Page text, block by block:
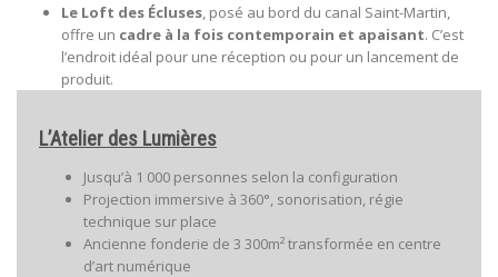
Le Loft des Écluses , posé au bord du canal Saint-Martin,
offre un cadre à la fois contemporain et apaisant. C’est
l’endroit idéal pour une réception ou pour un lancement de
produit.
L’Atelier des Lumières
Jusqu’à 1 000 personnes selon la configuration
Projection immersive à 360°, sonorisation, régie
technique sur place
Ancienne fonderie de 3 300m² transformée en centre
d’art numérique